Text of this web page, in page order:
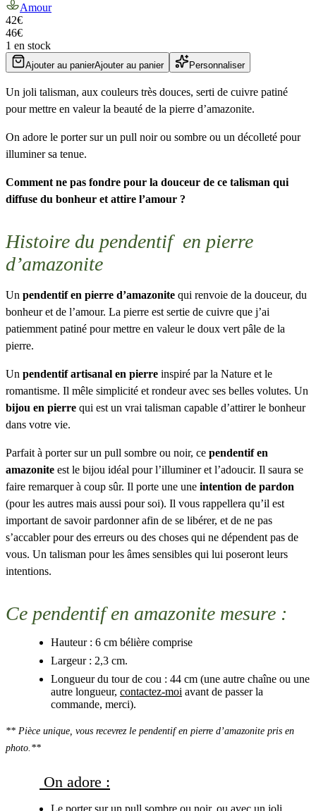
Amour
42€
46€
1 en stock
Ajouter au panierAjouter au panier Personnaliser
Un joli talisman, aux couleurs très douces, serti de cuivre patiné
pour mettre en valeur la beauté de la pierre d’amazonite.
On adore le porter sur un pull noir ou sombre ou un décolleté pour
illuminer sa tenue.
Comment ne pas fondre pour la douceur de ce talisman qui
diffuse du bonheur et attire l’amour ?
Histoire du pendentif en pierre
d’amazonite
Un pendentif en pierre d’amazonite qui renvoie de la douceur, du
bonheur et de l’amour. La pierre est sertie de cuivre que j’ai
patiemment patiné pour mettre en valeur le doux vert pâle de la
pierre.
Un pendentif artisanal en pierre inspiré par la Nature et le
romantisme. Il mêle simplicité et rondeur avec ses belles volutes. Un
bijou en pierre qui est un vrai talisman capable d’attirer le bonheur
dans votre vie.
Parfait à porter sur un pull sombre ou noir, ce pendentif en
amazonite est le bijou idéal pour l’illuminer et l’adoucir. Il saura se
faire remarquer à coup sûr. Il porte une une intention de pardon
(pour les autres mais aussi pour soi). Il vous rappellera qu’il est
important de savoir pardonner afin de se libérer, et de ne pas
s’accabler pour des erreurs ou des choses qui ne dépendent pas de
vous. Un talisman pour les âmes sensibles qui lui poseront leurs
intentions.
Ce pendentif en amazonite mesure :
Hauteur : 6 cm bélière comprise
Largeur : 2,3 cm.
Longueur du tour de cou : 44 cm (une autre chaîne ou une
autre longueur, contactez-moi avant de passer la
commande, merci).
** Pièce unique, vous recevrez le pendentif en pierre d’amazonite pris en
photo.**
On adore :
Le porter sur un pull sombre ou noir, ou avec un joli